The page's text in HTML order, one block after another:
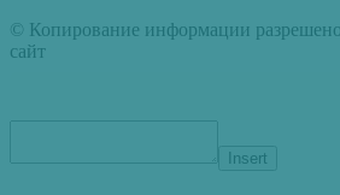
© Копирование информации
сайт
Insert